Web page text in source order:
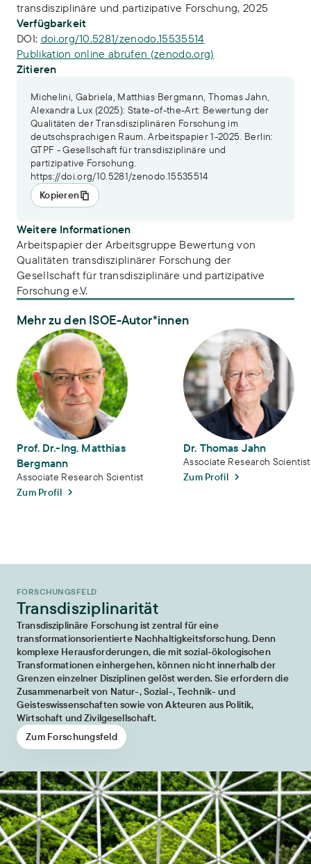
transdisziplinäre und partizipative Forschung, 2025
Verfügbarkeit
DOI: doi.org/10.5281/zenodo.15535514
Publikation online abrufen (zenodo.org)
Zitieren
Michelini, Gabriela, Matthias Bergmann, Thomas Jahn,
Alexandra Lux (2025): State-of-the-Art: Bewertung der
Qualitäten der Transdisziplinären Forschung im
deutschsprachigen Raum. Arbeitspapier 1-2025. Berlin:
GTPF - Gesellschaft für transdisziplinäre und
partizipative Forschung.
https://doi.org/10.5281/zenodo.15535514
Kopieren
Weitere Informationen
Arbeitspapier der Arbeitsgruppe Bewertung von
Qualitäten transdisziplinärer Forschung der
Gesellschaft für transdisziplinäre und partizipative
Forschung e.V.
Mehr zu den ISOE-Autor*innen
Prof. Dr.-Ing. Matthias Bergmann
Prof. Dr.-Ing. Matthias
Bergmann
Associate Research Scientist
Zum Profil
Dr. Thomas Jahn
Dr. Thomas Jahn
Associate Research Scientist
Zum Profil
FORSCHUNGSFELD
Transdisziplinarität
Transdisziplinäre Forschung ist zentral für eine
transformationsorientierte Nachhaltigkeitsforschung. Denn
komplexe Herausforderungen, die mit sozial-ökologischen
Transformationen einhergehen, können nicht innerhalb der
Grenzen einzelner Disziplinen gelöst werden. Sie erfordern die
Zusammenarbeit von Natur-, Sozial-, Technik- und
Geisteswissenschaften sowie von Akteuren aus Politik,
Wirtschaft und Zivilgesellschaft.
Zum Forschungsfeld